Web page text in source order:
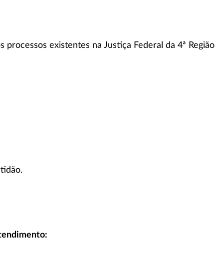
existentes na Justiça Federal da 4ª Região